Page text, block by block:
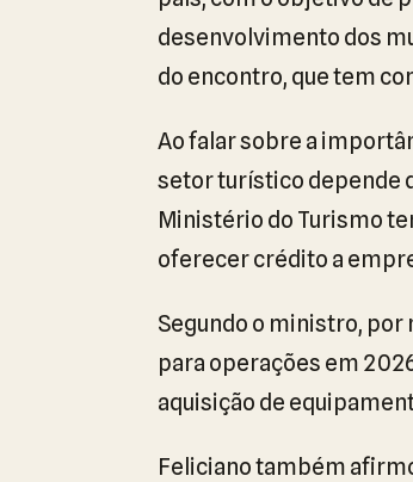
desenvolvimento dos
do encontro, que tem
Ao falar sobre a
setor turístico depende
Ministério do Turismo
oferecer crédito a
Segundo o ministro, por
para operações em
aquisição de
Feliciano também